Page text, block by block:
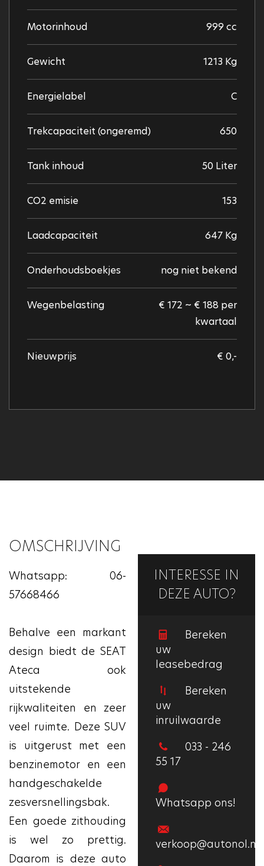
Motorinhoud 999 cc
Gewicht 1213 Kg
Energielabel C
Trekcapaciteit (ongeremd) 650
Tank inhoud 50 Liter
CO2 emisie 153
Laadcapaciteit 647 Kg
Onderhoudsboekjes nog niet bekend
Wegenbelasting
€ 172 ~ € 188 per
kwartaal
Nieuwprijs € 0,-
OMSCHRIJVING
Whatsapp: 06-
57668466
Behalve een markant
design biedt de SEAT
Ateca ook
uitstekende
rijkwaliteiten en zeer
veel ruimte. Deze SUV
is uitgerust met een
benzinemotor en een
handgeschakelde
zesversnellingsbak.
Een goede zithouding
is wel zo prettig.
Daarom is deze auto
INTERESSE IN
DEZE AUTO?
Bereken
uw
leasebedrag
Bereken
uw
inruilwaarde
033 - 246
55 17
Whatsapp ons!
verkoop@autonol.nl